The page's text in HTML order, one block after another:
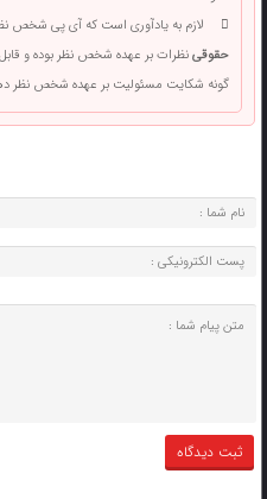
لازم به یادآوری است که آی پی شخص
حقوقینظرات بر عهده شخص نظر بوده و
گونه شکایت مسئولیت بر عهده شخص نظر